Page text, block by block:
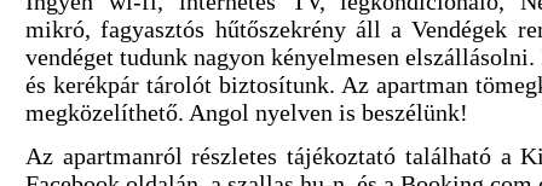
mikró, fagyasztós hűtőszekrény áll a Vendégek
vendéget tudunk nagyon kényelmesen
és kerékpár tárolót biztosítunk. Az apartman
megközelíthető. Angol nyelven is beszélünk!
Az apartmanról részletes tájékoztató található a